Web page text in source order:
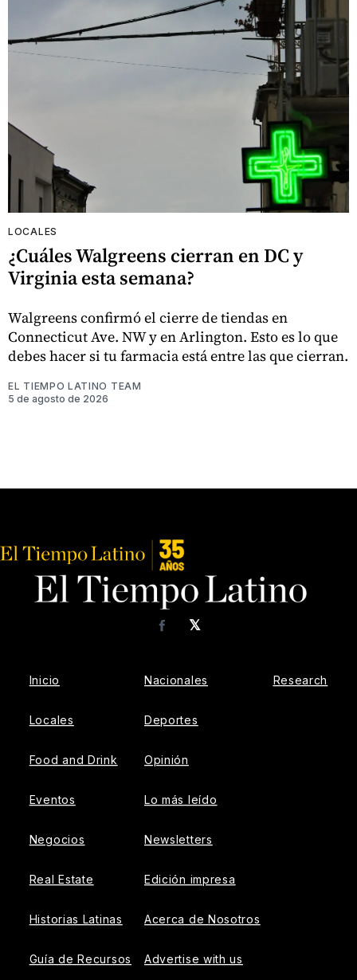
LOCALES
¿Cuáles Walgreens cierran en DC y
Virginia esta semana?
Walgreens confirmó el cierre de tiendas en
Connecticut Ave. NW y en Arlington. Esto es lo que
debes hacer si tu farmacia está entre las que cierran.
EL TIEMPO LATINO TEAM
5 de agosto de 2026
𝕏
Facebook
Inicio
Locales
Food and Drink
Eventos
Negocios
Real Estate
Historias Latinas
Guía de Recursos
Nacionales
Deportes
Opinión
Lo más leído
Newsletters
Edición impresa
Acerca de Nosotros
Advertise with us
Research